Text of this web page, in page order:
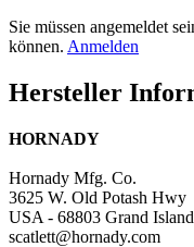
Sie müssen angemeldet
können. Anmelden
Hersteller
HORNADY
Hornady Mfg. Co.
3625 W. Old Potash Hwy
USA - 68803 Grand Island
scatlett@hornady.com